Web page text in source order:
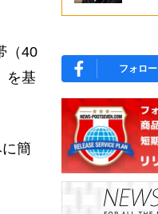
（40
を基
簡
フォロー